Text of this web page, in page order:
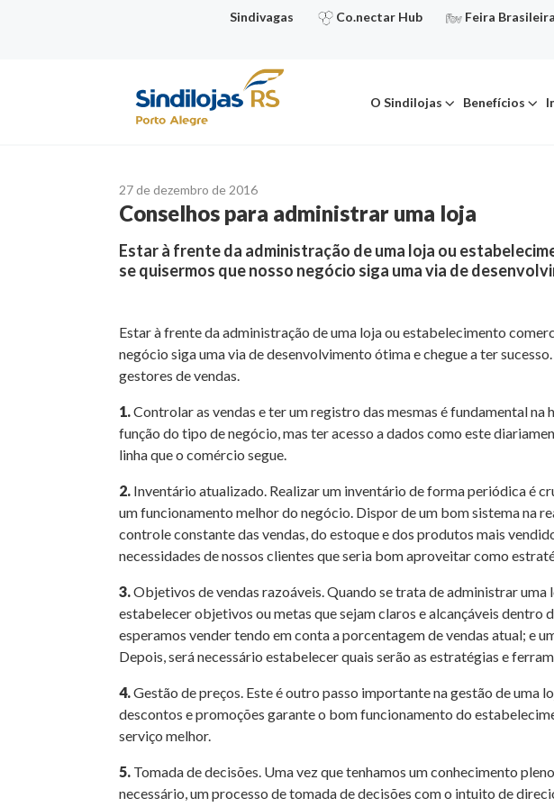
Sindivagas Co.nectar Hub Feira
O Sindilojas Benefícios
27 de dezembro de 2016
Conselhos para administrar uma loja
Estar à frente da administração de uma loja ou
se quisermos que nosso negócio siga uma via de
Estar à frente da administração de uma loja ou estabelecimento
negócio siga uma via de desenvolvimento ótima e chegue a ter
gestores de vendas.
1.Controlar as vendas e ter um registro das mesmas é fundamental
função do tipo de negócio, mas ter acesso a dados como este
linha que o comércio segue.
2. Inventário atualizado. Realizar um inventário de forma periódica é
um funcionamento melhor do negócio. Dispor de um bom sistema na
controle constante das vendas, do estoque e dos produtos mais
necessidades de nossos clientes que seria bom aproveitar como
3.Objetivos de vendas razoáveis. Quando se trata de administrar
estabelecer objetivos ou metas que sejam claros e alcançáveis dentro
esperamos vender tendo em conta a porcentagem de vendas atual; e
Depois, será necessário estabelecer quais serão as estratégias e
4.Gestão de preços. Este é outro passo importante na gestão de uma
descontos e promoções garante o bom funcionamento do
serviço melhor.
5. Tomada de decisões. Uma vez que tenhamos um conhecimento
necessário, um processo de tomada de decisões com o intuito de